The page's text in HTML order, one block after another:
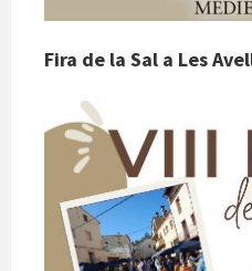
Fira de la Sal a Les